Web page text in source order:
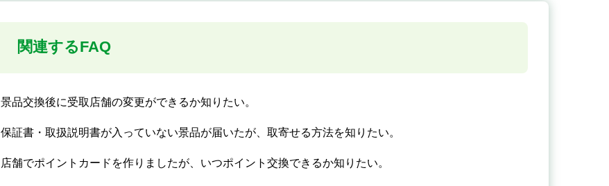
関連するFAQ
景品交換後に受取店舗の変更ができるか知りたい。
保証書・取扱説明書が入っていない景品が届いたが、取寄せる方法を知りたい。
店舗でポイントカードを作りましたが、いつポイント交換できるか知りたい。